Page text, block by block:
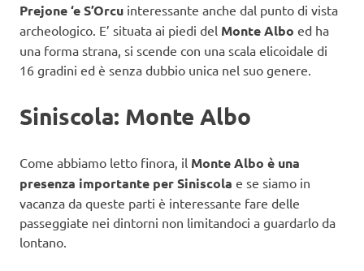
Prejone ‘e S’Orcu interessante anche dal punto di vista
archeologico. E’ situata ai piedi del Monte Albo ed ha
una forma strana, si scende con una scala elicoidale di
16 gradini ed è senza dubbio unica nel suo genere.
Siniscola: Monte Albo
Come abbiamo letto finora, il Monte Albo è una
presenza importante per Siniscola e se siamo in
vacanza da queste parti è interessante fare delle
passeggiate nei dintorni non limitandoci a guardarlo da
lontano.